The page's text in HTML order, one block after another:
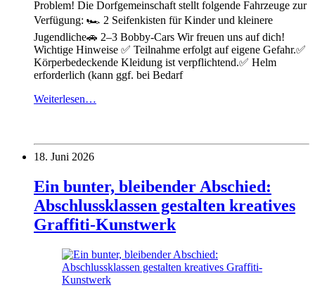
Problem! Die Dorfgemeinschaft stellt folgende Fahrzeuge zur
Verfügung: 🏎️ 2 Seifenkisten für Kinder und kleinere
Jugendliche🚗 2–3 Bobby-Cars Wir freuen uns auf dich!
Wichtige Hinweise ✅ Teilnahme erfolgt auf eigene Gefahr.✅
Körperbedeckende Kleidung ist verpflichtend.✅ Helm
erforderlich (kann ggf. bei Bedarf
Weiterlesen…
18. Juni 2026
Ein bunter, bleibender Abschied:
Abschlussklassen gestalten kreatives
Graffiti-Kunstwerk